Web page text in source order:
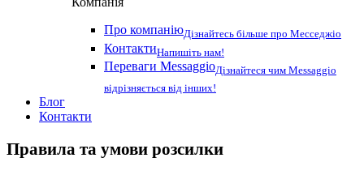
Про компаніюДізнайтесь більше про Месседжіо
КонтактиНапишіть нам!
Переваги MessaggioДізнайтеся чим Messaggio
відрізняється від інших!
Блог
Контакти
Правила та умови розсилки